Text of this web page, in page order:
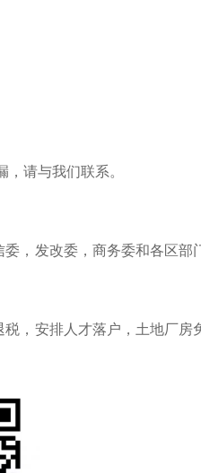
请与我们联系。
，发改委，商务委和各区部
，安排人才落户，土地厂房